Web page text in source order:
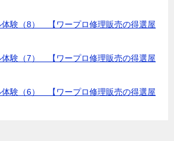
体験（8） 【ワープロ修理販売の得選屋
体験（7） 【ワープロ修理販売の得選屋
体験（6） 【ワープロ修理販売の得選屋